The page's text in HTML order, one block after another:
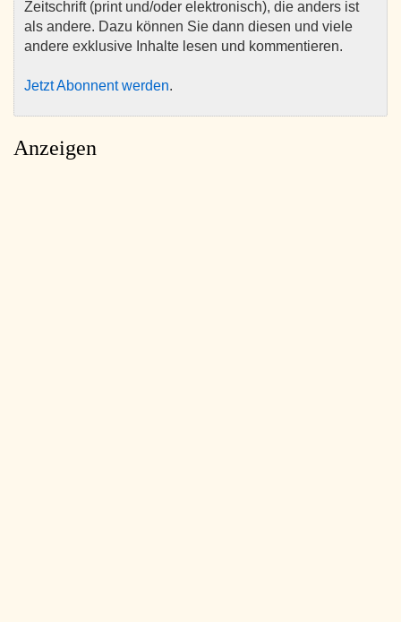
Zeitschrift (print und/oder elektronisch), die anders ist
als andere. Dazu können Sie dann diesen und viele
andere exklusive Inhalte lesen und kommentieren.
Jetzt Abonnent werden.
Anzeigen